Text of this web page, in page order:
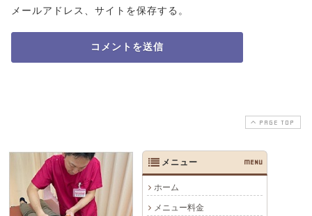
メールアドレス、サイトを保存する。
PAGE TOP
メニュー MENU
ホーム
メニュー料金